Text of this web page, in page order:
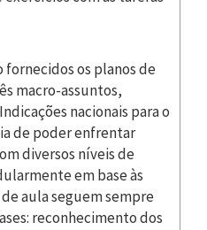
fornecidos os planos de
macro-assuntos,
nacionais para o
de poder enfrentar
diversos níveis de
em base às
aula seguem sempre
reconhecimento dos